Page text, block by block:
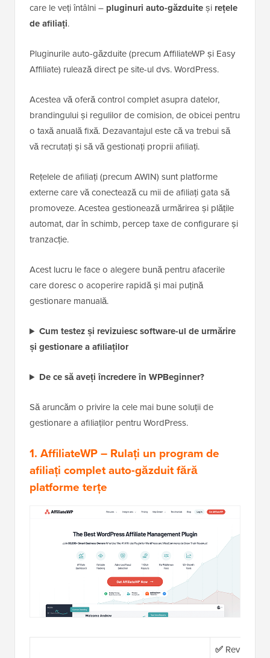
care le veți întâlni – pluginuri auto-găzduiteși rețele
de afiliați.
Pluginurile auto-găzduite (precum AffiliateWP și Easy
Affiliate) rulează direct pe site-ul dvs. WordPress.
Acestea vă oferă control complet asupra datelor,
brandingului și regulilor de comision, de obicei pentru
o taxă anuală fixă. Dezavantajul este că va trebui să
vă recrutați și să vă gestionați proprii afiliați.
Rețelele de afiliați (precum AWIN) sunt platforme
externe care vă conectează cu mii de afiliați gata să
promoveze. Acestea gestionează urmărirea și plățile
automat, dar în schimb, percep taxe de configurare și
tranzacție.
Acest lucru le face o alegere bună pentru afacerile
care doresc o acoperire rapidă și mai puțină
gestionare manuală.
Cum testez și revizuiesc software-ul de urmărire
și gestionare a afiliaților
De ce să aveți încredere în WPBeginner?
Să aruncăm o privire la cele mai bune soluții de
gestionare a afiliaților pentru WordPress.
1. AffiliateWP– Rulați un program de
afiliați complet auto-găzduit fără
platforme terțe
✅Revizuiri